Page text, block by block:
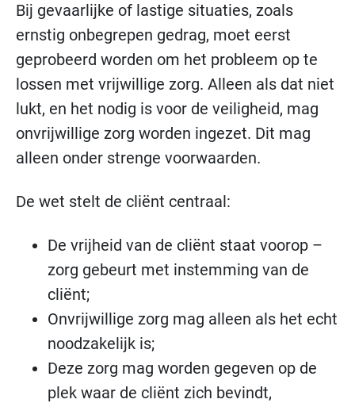
Bij gevaarlijke of lastige situaties, zoals
ernstig onbegrepen gedrag, moet eerst
geprobeerd worden om het probleem op te
lossen met vrijwillige zorg. Alleen als dat niet
lukt, en het nodig is voor de veiligheid, mag
onvrijwillige zorg worden ingezet. Dit mag
alleen onder strenge voorwaarden.
De wet stelt de cliënt centraal:
De vrijheid van de cliënt staat voorop –
zorg gebeurt met instemming van de
cliënt;
Onvrijwillige zorg mag alleen als het echt
noodzakelijk is;
Deze zorg mag worden gegeven op de
plek waar de cliënt zich bevindt,